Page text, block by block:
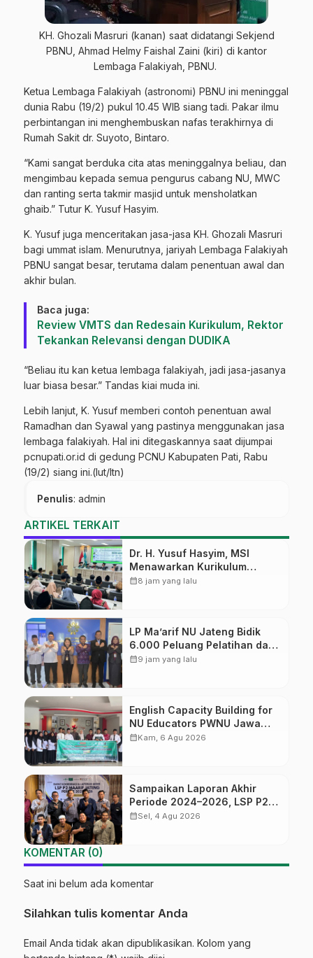
KH. Ghozali Masruri (kanan) saat didatangi Sekjend
PBNU, Ahmad Helmy Faishal Zaini (kiri) di kantor
Lembaga Falakiyah, PBNU.
Ketua Lembaga Falakiyah (astronomi) PBNU ini meninggal
dunia Rabu (19/2) pukul 10.45 WIB siang tadi. Pakar ilmu
perbintangan ini menghembuskan nafas terakhirnya di
Rumah Sakit dr. Suyoto, Bintaro.
“Kami sangat berduka cita atas meninggalnya beliau, dan
mengimbau kepada semua pengurus cabang NU, MWC
dan ranting serta takmir masjid untuk mensholatkan
ghaib.” Tutur K. Yusuf Hasyim.
K. Yusuf juga menceritakan jasa-jasa KH. Ghozali Masruri
bagi ummat islam. Menurutnya, jariyah Lembaga Falakiyah
PBNU sangat besar, terutama dalam penentuan awal dan
akhir bulan.
Baca juga:
Review VMTS dan Redesain Kurikulum, Rektor
Tekankan Relevansi dengan DUDIKA
“Beliau itu kan ketua lembaga falakiyah, jadi jasa-jasanya
luar biasa besar.” Tandas kiai muda ini.
Lebih lanjut, K. Yusuf memberi contoh penentuan awal
Ramadhan dan Syawal yang pastinya menggunakan jasa
lembaga falakiyah. Hal ini ditegaskannya saat dijumpai
pcnupati.or.id di gedung PCNU Kabupaten Pati, Rabu
(19/2) siang ini.(lut/ltn)
Penulis: admin
ARTIKEL TERKAIT
Dr. H. Yusuf Hasyim, MSI
Menawarkan Kurikulum
Diversifikasi, Harapan Baru
calendar_month8 jam yang lalu
LP Ma’arif NU Jateng Bidik
6.000 Peluang Pelatihan dan
Sertifikasi bagi Lulusan SMK
calendar_month9 jam yang lalu
English Capacity Building for
NU Educators PWNU Jawa
Tengah Batch#4; Membuka
calendar_monthKam, 6 Agu 2026
Sampaikan Laporan Akhir
Periode 2024–2026, LSP P2
Ma’arif NU Jateng Mantapkan
calendar_monthSel, 4 Agu 2026
KOMENTAR (0)
Saat ini belum ada komentar
Silahkan tulis komentar Anda
Email Anda tidak akan dipublikasikan. Kolom yang